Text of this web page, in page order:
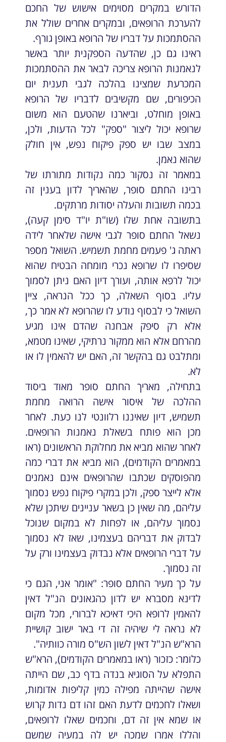
הדורש במקרים מסוימים אישוש של החכם
להערכת הרופאים, ובמקרים אחרים שולל את
ההסתמכות על דבריו של הרופא באופן גורף.
ראינו גם כן, שהדעה הספקנית יותר באשר
לנאמנות הרופא צריכה לבאר את ההסתמכות
המכרעת שמצינו בהלכה לגבי תענית יום
הכיפורים, שם מקשיבים לדבריו של הרופא
באופן מוחלט, וביארנו שהטעם הוא משום
שרופא יכול ליצור "ספק" לכל הדעות, ולכן,
במצב שבו יש ספק פיקוח נפש, אין חולק
שהוא נאמן.
במאמר זה נסקור כמה נקודות מתורתו של
רבינו החתם סופר, שהאריך לדון בענין זה
בכמה תשובות והעלה יסודות מרתקים.
בתשובה אחת שלו (שו"ת יו"ד סימן קעה),
נשאל החתם סופר לגבי אישה שלאחר לידה
ראתה ג' פעמים מחמת תשמיש. השואל מספר
שסיפרו לו שרופא נכרי מומחה הבטיח שהוא
יכול לרפא אותה, ועורך דיון האם ניתן לסמוך
עליו. בסוף השאלה, כך ככל הנראה, ציין
השואל כי לבסוף נודע לו שהרופא לא אמר כך,
אלא רק סיפק אבחנה שהדם אינו מגיע
מהרחם אלא הוא ממקור נרתיקי, שאינו מטמא,
ומתלבט גם בהקשר זה, האם יש להאמין לו או
לא.
בתחילה, מאריך החתם סופר מאוד ביסוד
ההלכה של איסור אישה הרואה מחמת
תשמיש, דיון שאיננו רלוונטי לנו כעת. לאחר
מכן הוא פותח בשאלת נאמנות הרופאים.
לאחר שהוא מביא את מחלוקת הראשונים (ראו
במאמרים הקודמים), הוא מביא את דברי כמה
מהפוסקים שכתבו שהרופאים אינם נאמנים
אלא לייצר ספק, ולכן במקרי פיקוח נפש נסמוך
עליהם, מה שאין כן בשאר עניינים שיתכן שלא
נסמוך עליהם, או לפחות לא במקום שנוכל
לבדוק את דבריהם בעצמינו, שאז לא נסמוך
על דברי הרופאים אלא נבדוק בעצמינו ורק על
זה נסמוך.
על כך מעיר החתם סופר: "אומר אני, הגם כי
לדינא מסברא יש לדון כהגאונים הנ"ל דאין
להאמין לרופא היכי דאיכא לברורי, מכל מקום
לא נראה לי שיהיה זה די באר ישוב קושיית
הרא"ש הנ"ל דאין לשון הש"ס מורה כוותיה".
כלומר: כזכור (ראו במאמרים הקודמים), הרא"ש
התפלא על הסוגיא בנדה בדף כב, שם הייתה
אישה שהייתה מפילה כמין קליפות אדומות,
ושאלו לחכמים לדעת האם זהו דם נדות קרוש
או שמא אין זה דם, וחכמים שאלו לרופאים,
והללו אמרו שמכה יש לה במעיה שמשם